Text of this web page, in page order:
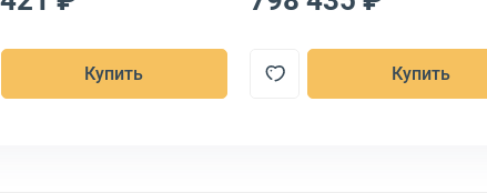
Купить Купить